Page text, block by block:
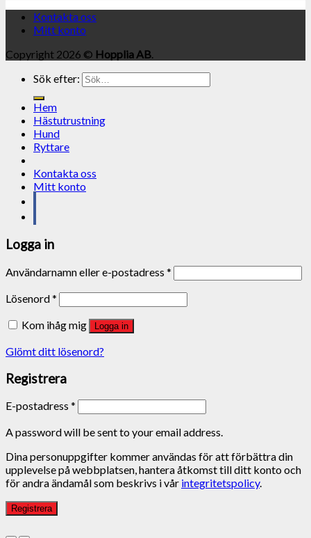
Kontakta oss
Mitt konto
Copyright 2026 © Hopplia AB.
Sök efter:
Hem
Hästutrustning
Hund
Ryttare
Kontakta oss
Mitt konto
Logga in
Användarnamn eller e-postadress *
Lösenord*
Kom ihåg mig
Logga in
Glömt ditt lösenord?
Registrera
E-postadress *
A password will be sent to your email address.
Dina personuppgifter kommer användas för att förbättra din
upplevelse på webbplatsen, hantera åtkomst till ditt konto och
för andra ändamål som beskrivs i vår integritetspolicy.
Registrera